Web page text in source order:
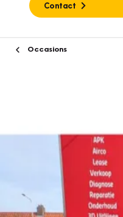
Contact
Occasions